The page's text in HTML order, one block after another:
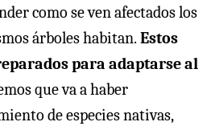
como se ven afectados los
árboles habitan. Estos
para adaptarse al
que va a haber
de especies nativas,